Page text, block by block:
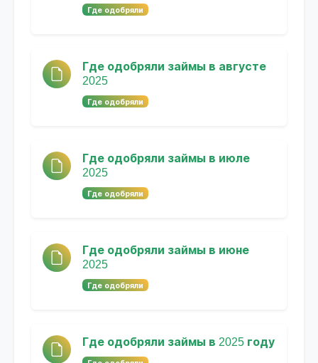
Где одобряли
Где одобряли займы в августе
2025
Где одобряли
Где одобряли займы в июле
2025
Где одобряли
Где одобряли займы в июне
2025
Где одобряли
Где одобряли займы в 2025 году